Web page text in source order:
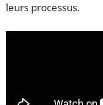
leurs processus.